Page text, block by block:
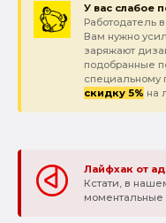
У вас слабое
Работодатель
Вам нужно
заряжают
подобранные
специальному
скидку 5% на
Лайфхак от
Кстати, в
моментальные